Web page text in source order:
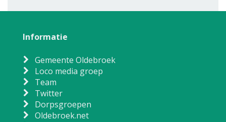
Informatie
Gemeente Oldebroek
Loco media groep
Team
Twitter
Dorpsgroepen
Oldebroek.net